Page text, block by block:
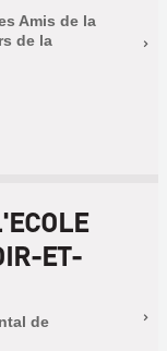
Amis de la
de la
ET-
de